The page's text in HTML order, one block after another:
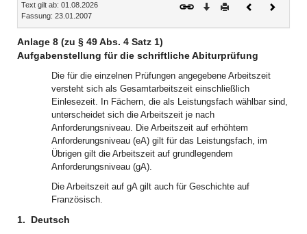
Text gilt ab: 01.08.2026
Fassung: 23.01.2007
Download
DruckenVorheriges
Anlage 8 (zu § 49 Abs. 4 Satz 1)
Aufgabenstellung für die schriftliche Abiturprüfung
Die für die einzelnen Prüfungen angegebene Arbeitszeit
versteht sich als Gesamtarbeitszeit einschließlich
Einlesezeit. In Fächern, die als Leistungsfach wählbar sind,
unterscheidet sich die Arbeitszeit je nach
Anforderungsniveau. Die Arbeitszeit auf erhöhtem
Anforderungsniveau (eA) gilt für das Leistungsfach, im
Übrigen gilt die Arbeitszeit auf grundlegendem
Anforderungsniveau (gA).
Die Arbeitszeit auf gA gilt auch für Geschichte auf
Französisch.
1. Deutsch